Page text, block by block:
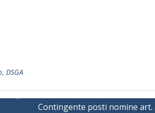
, DSGA
Contingente posti nomine art.